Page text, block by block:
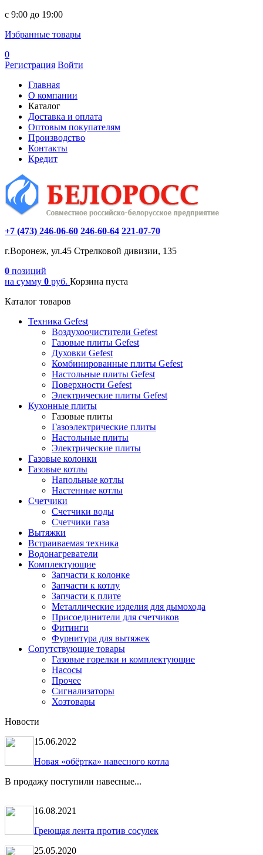
c 9:00 до 19:00
Избранные товары
0
Регистрация Войти
Главная
О компании
Каталог
Доставка и оплата
Оптовым покупателям
Производство
Контакты
Кредит
+7 (473) 246-06-60 246-60-64 221-07-70
г.Воронеж, ул.45 Стрелковой дивизии, 135
0 позиций
на сумму 0 руб. Корзина пуста
Каталог товаров
Техника Gefest
Воздухоочистители Gefest
Газовые плиты Gefest
Духовки Gefest
Комбинированные плиты Gefest
Настольные плиты Gefest
Поверхности Gefest
Электрические плиты Gefest
Кухонные плиты
Газовые плиты
Газоэлектрические плиты
Настольные плиты
Электрические плиты
Газовые колонки
Газовые котлы
Напольные котлы
Настенные котлы
Счетчики
Счетчики воды
Счетчики газа
Вытяжки
Встраиваемая техника
Водонагреватели
Комплектующие
Запчасти к колонке
Запчасти к котлу
Запчасти к плите
Металлические изделия для дымохода
Присоединители для счетчиков
Фитинги
Фурнитура для вытяжек
Сопутствующие товары
Газовые горелки и комплектующие
Насосы
Прочее
Сигнализаторы
Хозтовары
Новости
15.06.2022
Новая «обёртка» навесного котла
В продажу поступили навесные...
16.08.2021
Греющая лента против сосулек
25.05.2020